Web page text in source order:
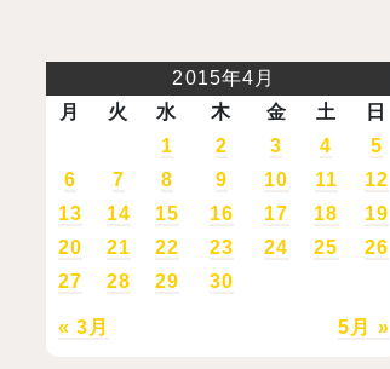
入試案内
オープンキャンパス
訪問者別メニュー
2015年4月
月
火 水 木 金 土 日
« 3月 5月 »
1 2 3 4
5
6
7 8 9 10 11
12
13
14 15 16 17 18
19
20
21 22 23 24 25
26
27
28 29 30